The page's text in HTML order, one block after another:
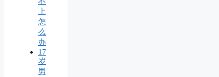
上
怎
么
办
17
岁
男